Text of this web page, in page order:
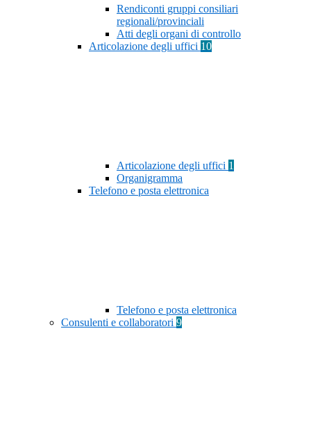
Rendiconti gruppi consiliari
regionali/provinciali
Atti degli organi di controllo
Articolazione degli uffici 10
Articolazione degli uffici 1
Organigramma
Telefono e posta elettronica
Telefono e posta elettronica
Consulenti e collaboratori 9